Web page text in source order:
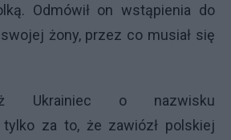
Odmówił on wstąpienia do
żony, przez co musiał się
Ukrainiec o nazwisku
za to, że zawiózł polskiej